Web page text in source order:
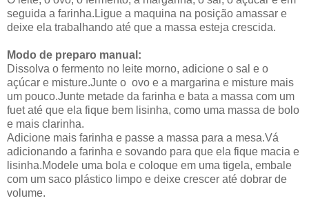
seguida a farinha.Ligue a maquina na posição amassar e
deixe ela trabalhando até que a massa esteja crescida.
Modo de preparo manual:
Dissolva o fermento no leite morno, adicione o sal e o
açúcar e misture.Junte o ovo e a margarina e misture mais
um pouco.Junte metade da farinha e bata a massa com um
fuet até que ela fique bem lisinha, como uma massa de bolo
e mais clarinha.
Adicione mais farinha e passe a massa para a mesa.Vá
adicionando a farinha e sovando para que ela fique macia e
lisinha.Modele uma bola e coloque em uma tigela, embale
com um saco plástico limpo e deixe crescer até dobrar de
volume.